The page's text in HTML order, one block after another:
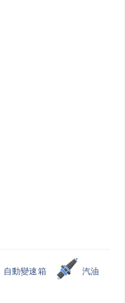
自動變速箱
汽油